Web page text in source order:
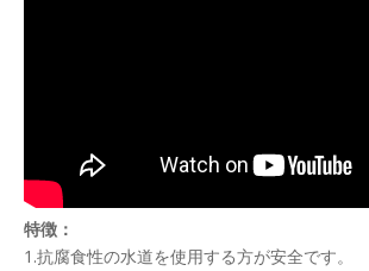
特徴：
1.抗腐食性の水道を使用する方が安全です。